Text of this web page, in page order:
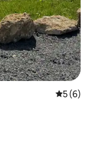
Vidutinis
5 (6)